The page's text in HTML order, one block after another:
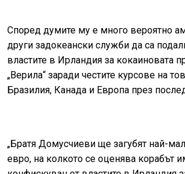
Според думите му е много вероятно
други задокеански служби да са
властите в Ирландия за кокаиновата
„Верила“ заради честите курсове на
Бразилия, Канада и Европа през
„Братя Домусчиеви ще загубят най-
евро, на колкото се оценява корабът